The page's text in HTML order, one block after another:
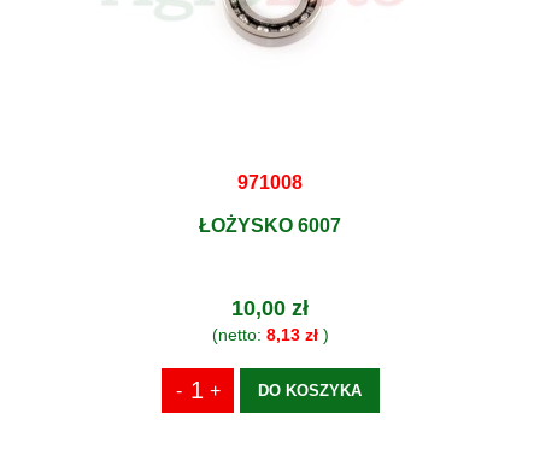
971008
ŁOŻYSKO 6007
10,00 zł
(netto: 8,13 zł)
DO KOSZYKA